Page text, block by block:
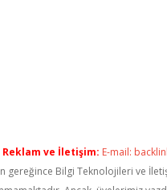
Reklam ve İletişim: E-mail:
gereğince Bilgi Teknolojileri ve